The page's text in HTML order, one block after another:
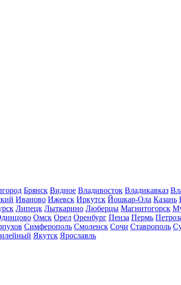
Брянск Видное Владивосток Владикавказ
Иваново Ижевск Иркутск Йошкар-Ола Казань
Липецк Лыткарино Люберцы Магнитогорск
Омск Орел Оренбург Пенза Пермь
Симферополь Смоленск Сочи Ставрополь
Якутск Ярославль